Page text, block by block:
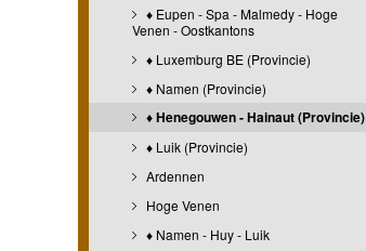
♦ Eupen - Spa - Malmedy - Hoge
Venen - Oostkantons
♦ Luxemburg BE (Provincie)
♦ Namen (Provincie)
♦ Henegouwen - Hainaut (Provincie)
♦ Luik (Provincie)
Ardennen
Hoge Venen
♦ Namen - Huy - Luik